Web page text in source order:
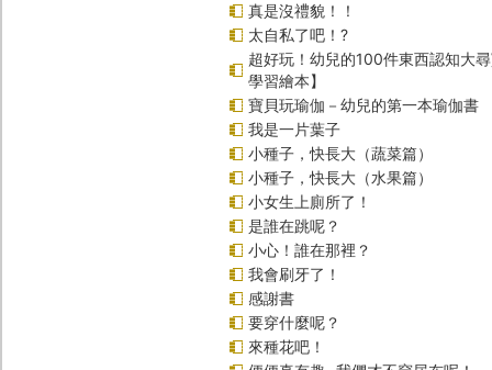
真是沒禮貌！！
太自私了吧！?
超好玩！幼兒的100件東西認知大
學習繪本】
寶貝玩瑜伽－幼兒的第一本瑜伽書
我是一片葉子
小種子，快長大（蔬菜篇）
小種子，快長大（水果篇）
小女生上廁所了！
是誰在跳呢？
小心！誰在那裡？
我會刷牙了！
感謝書
要穿什麼呢？
來種花吧！